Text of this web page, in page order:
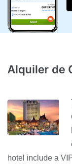
Alquiler de
hotel include a